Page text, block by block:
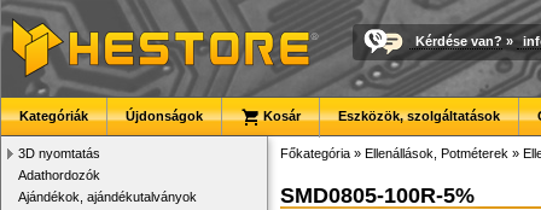
Kérdése van? »
Kategóriák Újdonságok Kosár Eszközök, szolgáltatások
3D nyomtatás
Adathordozók
Ajándékok, ajándékutalványok
Főkategória » Ellenállások, Potméterek »
SMD0805-100R-5%